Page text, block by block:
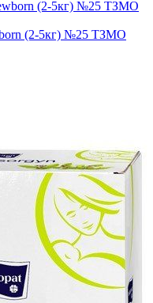
(2-5кг) №25 ТЗМО